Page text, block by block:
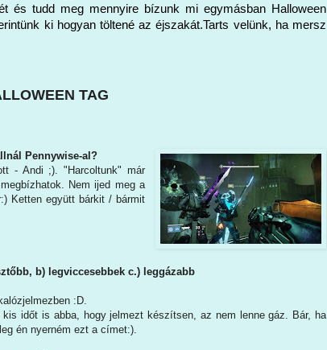
és tudd meg mennyire bízunk mi egymásban Halloween
ki hogyan töltené az éjszakát.Tarts velünk, ha mersz
TAG
Pennywise-al?
- Andi ;). "Harcoltunk" már
Nem ijed meg a
Ketten együtt bárkit / bármit
b) legviccesebbek c.) leggázabb
:D.
kis időt is abba, hogy jelmezt készítsen, az nem lenne gáz. Bár, ha
én nyerném ezt a címet:).